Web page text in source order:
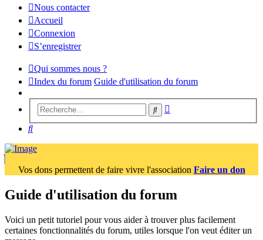
Nous contacter
Accueil
Connexion
S’enregistrer
Qui sommes nous ?
Index du forum Guide d'utilisation du forum
Rechercher
Rechercher
Vos dons permettent de faire vivre l'association Faire un don
Guide d'utilisation du forum
Voici un petit tutoriel pour vous aider à trouver plus facilement
certaines fonctionnalités du forum, utiles lorsque l'on veut éditer un